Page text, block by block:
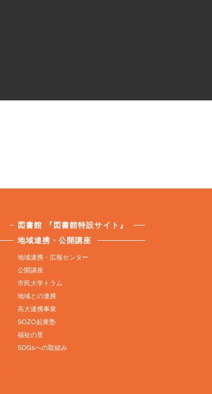
図書館
『図書館特設サイト』
地域連携・公開講座
地域連携・広報センター
公開講座
市民大学トラム
地域との連携
高大連携事業
SOZO起業塾
福祉の里
SDGsへの取組み